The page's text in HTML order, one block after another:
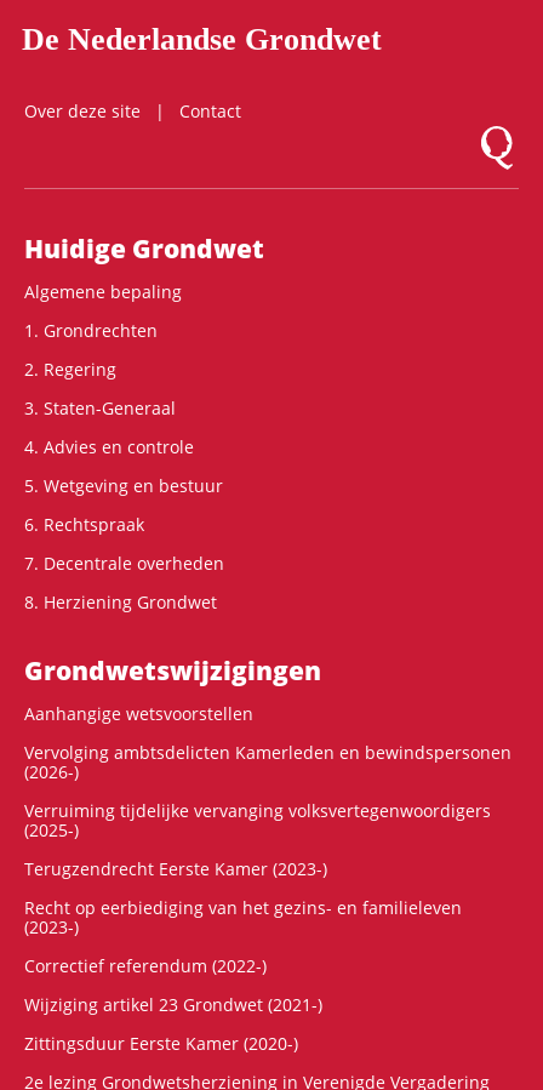
De Nederlandse Grondwet
Over deze site
Contact
Logo
Hoofdnavigatie
Huidige Grondwet
Algemene bepaling
1. Grondrechten
2. Regering
3. Staten-Generaal
4. Advies en controle
5. Wetgeving en bestuur
6. Rechtspraak
7. Decentrale overheden
8. Herziening Grondwet
Grondwets­wijzigingen
Aanhangige wetsvoorstellen
Vervolging ambtsdelicten Kamerleden en bewindspersonen
(2026-)
Verruiming tijdelijke vervanging volksvertegenwoordigers
(2025-)
Terugzendrecht Eerste Kamer (2023-)
Recht op eerbiediging van het gezins- en familieleven
(2023-)
Correctief referendum (2022-)
Wijziging artikel 23 Grondwet (2021-)
Zittingsduur Eerste Kamer (2020-)
2e lezing Grondwetsherziening in Verenigde Vergadering